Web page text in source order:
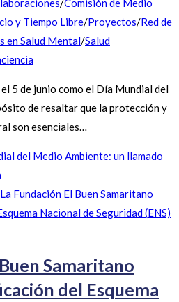
/Comisión de Medio
y Tiempo Libre/Proyectos/Red de
en Salud Mental/Salud
5 de junio como el Día Mundial del
de resaltar que la protección y
son esenciales…
del Medio Ambiente: un llamado
Samaritano
del Esquema